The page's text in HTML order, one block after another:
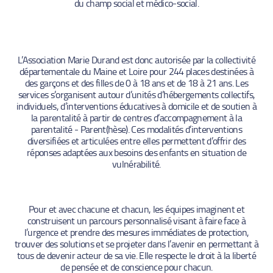
du champ social et médico-social.
L’Association Marie Durand est donc autorisée par la collectivité
départementale du Maine et Loire pour 244 places destinées à
des garçons et des filles de 0 à 18 ans et de 18 à 21 ans. Les
services s’organisent autour d’unités d’hébergements collectifs,
individuels, d’interventions éducatives à domicile et de soutien à
la parentalité à partir de centres d’accompagnement à la
parentalité - Parent(hèse). Ces modalités d’interventions
diversifiées et articulées entre elles permettent d’offrir des
réponses adaptées aux besoins des enfants en situation de
vulnérabilité.
Pour et avec chacune et chacun, les équipes imaginent et
construisent un parcours personnalisé visant à faire face à
l’urgence et prendre des mesures immédiates de protection,
trouver des solutions et se projeter dans l’avenir en permettant à
tous de devenir acteur de sa vie. Elle respecte le droit à la liberté
de pensée et de conscience pour chacun.